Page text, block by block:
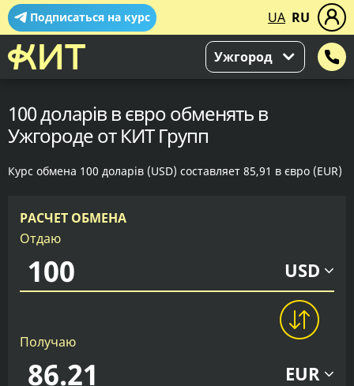
Подписаться на курс UA RU
Ужгород
100 доларів в євро обменять в
Ужгороде от КИТ Групп
Курс обмена 100 доларів (USD) составляет 85,91 в євро (EUR)
РАСЧЕТ ОБМЕНА
Отдаю
USD
Получаю
EUR